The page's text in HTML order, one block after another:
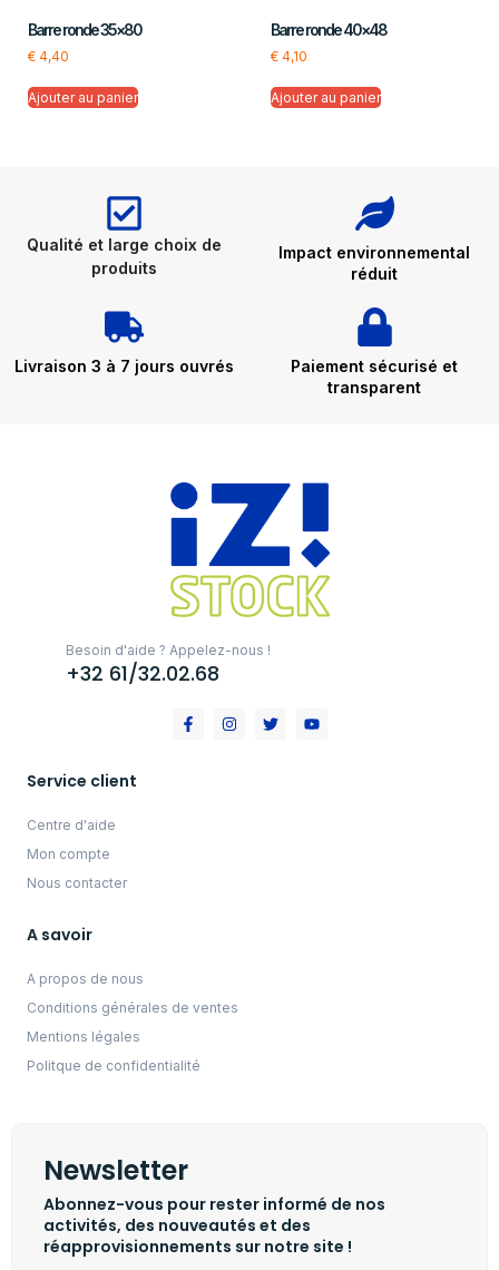
Barre ronde 35×80
€ 4,40
Ajouter au panier
Barre ronde 40×48
€4,10
Ajouter au panier
Qualité et large choix de
produits
Impact environnemental
réduit
Livraison 3 à 7 jours ouvrés
Paiement sécurisé et
transparent
Besoin d'aide ? Appelez-nous !
+32 61/32.02.68
Service client
Centre d'aide
Mon compte
Nous contacter
A savoir
A propos de nous
Conditions générales de ventes
Mentions légales
Politque de confidentialité
Newsletter
Abonnez-vous pour rester informé de nos
activités, des nouveautés et des
réapprovisionnements sur notre site !